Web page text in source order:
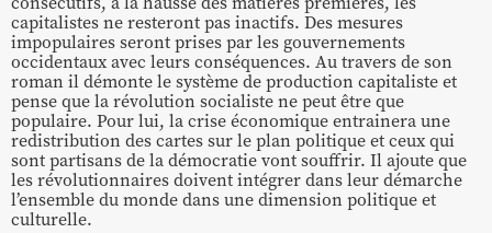
capitalistes ne resteront pas inactifs. Des mesures
impopulaires seront prises par les gouvernements
occidentaux avec leurs conséquences. Au travers de son
roman il démonte le système de production capitaliste et
pense que la révolution socialiste ne peut être que
populaire. Pour lui, la crise économique entrainera une
redistribution des cartes sur le plan politique et ceux qui
sont partisans de la démocratie vont souffrir. Il ajoute que
les révolutionnaires doivent intégrer dans leur démarche
l’ensemble du monde dans une dimension politique et
culturelle.